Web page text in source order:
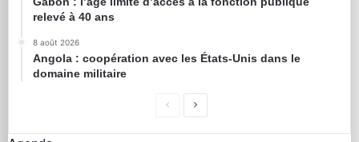
relevé à 40 ans
8 août 2026
Angola : coopération avec les États-Unis dans le
domaine militaire